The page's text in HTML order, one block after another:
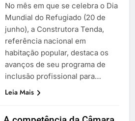
No mês em que se celebra o Dia
Mundial do Refugiado (20 de
junho), a Construtora Tenda,
referência nacional em
habitação popular, destaca os
avanços de seu programa de
inclusão profissional para…
Leia Mais